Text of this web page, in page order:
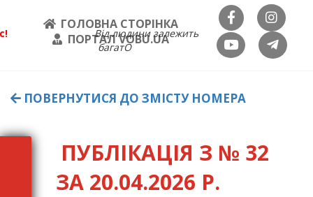
ГОЛОВНА СТОРІНКА
ПОРТАЛ VOBU.UA
Від людини залежить
багатО
ПОВЕРНУТИСЯ ДО ЗМІСТУ НОМЕРА
ПУБЛІКАЦІЯ З № 32
ЗА 20.04.2026 Р.